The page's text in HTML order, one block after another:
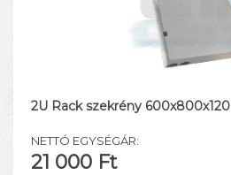
2U Rack szekrény 600x800x120
NETTÓ EGYSÉGÁR:
21 000 Ft